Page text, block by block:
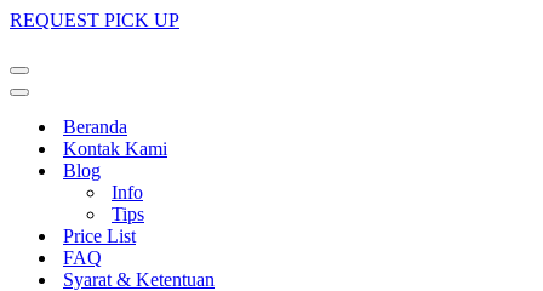
REQUEST PICK UP
Navigation
Menu
Navigation
Beranda
Kontak Kami
Blog
Info
Tips
Price List
FAQ
Syarat & Ketentuan